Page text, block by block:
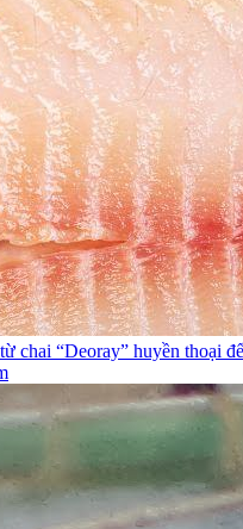
chai “Deoray” huyền thoại